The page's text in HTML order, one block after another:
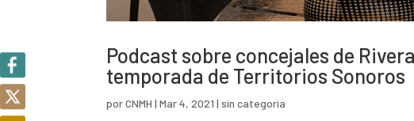
Podcast sobre concejales de
temporada de Territorios Sonoros
porCNMH |Mar 4, 2021 |sin categoria